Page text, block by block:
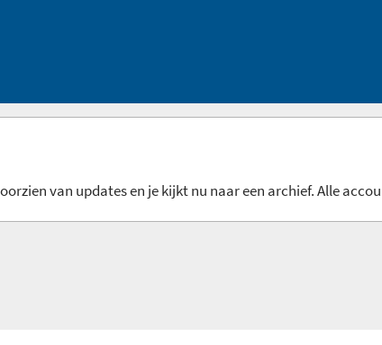
van updates en je kijkt nu naar een archief. Alle